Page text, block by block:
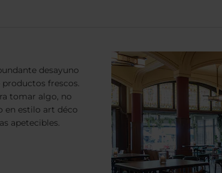
desayuno
frescos.
tomar algo, no
en estilo art déco
apetecibles.